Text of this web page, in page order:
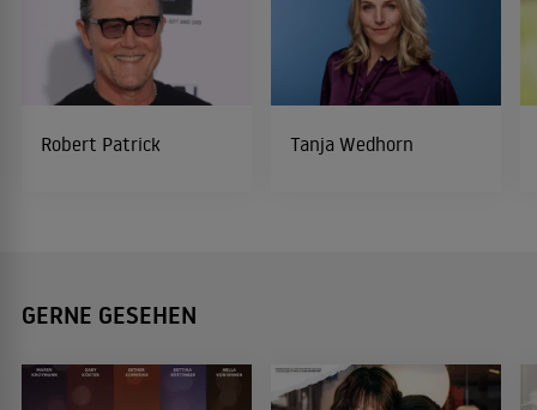
Robert Patrick Tanja Wedhorn
GERNE GESEHEN